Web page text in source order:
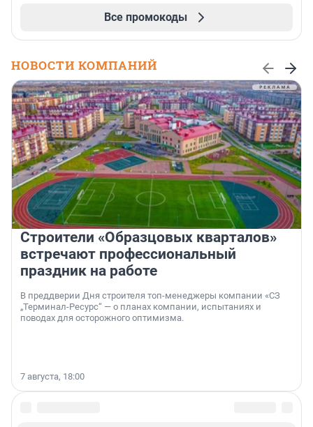
Все промокоды
НОВОСТИ КОМПАНИЙ
Строители «Образцовых кварталов»
встречают профессиональный
праздник на работе
В преддверии Дня строителя топ-менеджеры компании «СЗ
„Терминал-Ресурс“ — о планах компании, испытаниях и
поводах для осторожного оптимизма.
7 августа, 18:00